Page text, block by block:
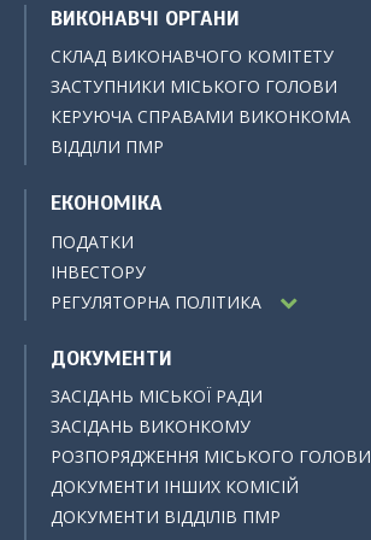
ВИКОНАВЧІ ОРГАНИ
СКЛАД ВИКОНАВЧОГО КОМІТЕТУ
ЗАСТУПНИКИ МІСЬКОГО ГОЛОВИ
КЕРУЮЧА СПРАВАМИ ВИКОНКОМА
ВІДДІЛИ ПМР
ЕКОНОМІКА
ПОДАТКИ
ІНВЕСТОРУ
РЕГУЛЯТОРНА ПОЛІТИКА
ДОКУМЕНТИ
ЗАСІДАНЬ МІСЬКОЇ РАДИ
ЗАСІДАНЬ ВИКОНКОМУ
РОЗПОРЯДЖЕННЯ МІСЬКОГО ГОЛОВИ
ДОКУМЕНТИ ІНШИХ КОМІСІЙ
ДОКУМЕНТИ ВІДДІЛІВ ПМР